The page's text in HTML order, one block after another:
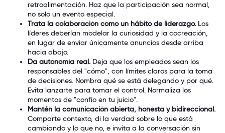
retroalimentación. Haz que la participación sea normal,
no solo un evento especial.
Trata la colaboración como un hábito de liderazgo. Los
líderes deberían modelar la curiosidad y la cocreación,
en lugar de enviar únicamente anuncios desde arriba
hacia abajo.
Da autonomía real. Deja que los empleados sean los
responsables del "cómo", con límites claros para la toma
de decisiones. Nombra qué se está delegando y por qué.
Evita lanzarte para tomar el control. Normaliza los
momentos de "confío en tu juicio".
Mantén la comunicación abierta, honesta y bidireccional.
Comparte contexto, di la verdad sobre lo que está
cambiando y lo que no, e invita a la conversación sin